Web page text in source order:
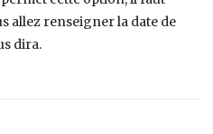
allez renseigner la date de
dira.